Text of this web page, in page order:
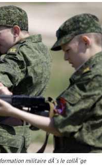
militaire dÃ¨s le collÃ¨ge